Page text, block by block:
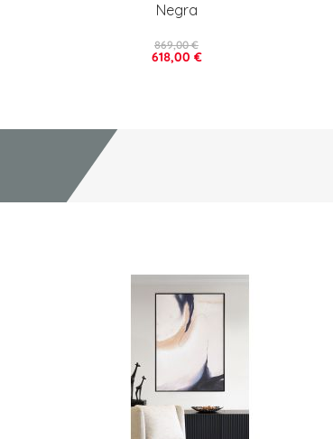
Negra
618,00 €
869,00 €